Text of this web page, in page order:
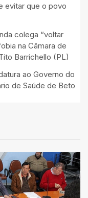
evitar que o povo
colega “voltar
na Câmara de
Barrichello (PL)
ao Governo do
de Saúde de Beto